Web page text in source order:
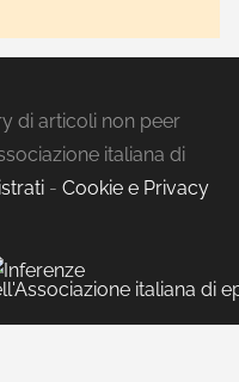
di articoli non peer
italiana di
- Cookie e Privacy